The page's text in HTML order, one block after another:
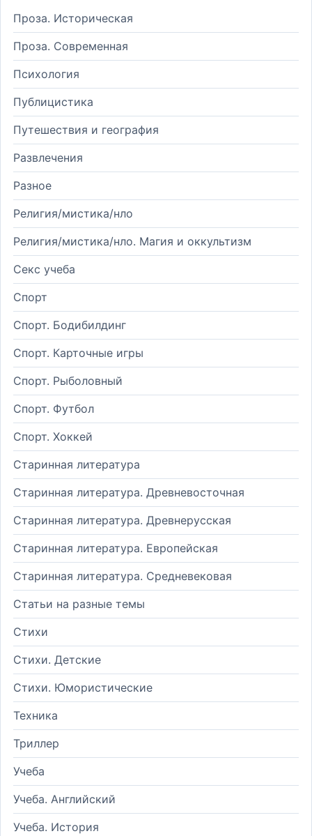
Проза. Историческая
Проза. Современная
Психология
Публицистика
Путешествия и география
Развлечения
Разное
Религия/мистика/нло
Религия/мистика/нло. Магия и оккультизм
Секс учеба
Спорт
Спорт. Бодибилдинг
Спорт. Карточные игры
Спорт. Рыболовный
Спорт. Футбол
Спорт. Хоккей
Старинная литература
Старинная литература. Древневосточная
Старинная литература. Древнерусская
Старинная литература. Европейская
Старинная литература. Средневековая
Статьи на разные темы
Стихи
Стихи. Детские
Стихи. Юмористические
Техника
Триллер
Учеба
Учеба. Английский
Учеба. История